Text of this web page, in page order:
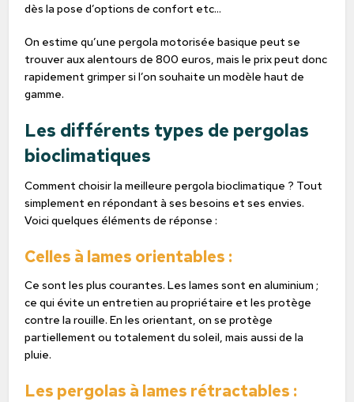
dès la pose d’options de confort etc…
On estime qu’une pergola motorisée basique peut se
trouver aux alentours de 800 euros, mais le prix peut donc
rapidement grimper si l’on souhaite un modèle haut de
gamme.
Les différents types de pergolas
bioclimatiques
Comment choisir la meilleure pergola bioclimatique ? Tout
simplement en répondant à ses besoins et ses envies.
Voici quelques éléments de réponse :
Celles à lames orientables :
Ce sont les plus courantes. Les lames sont en aluminium ;
ce qui évite un entretien au propriétaire et les protège
contre la rouille. En les orientant, on se protège
partiellement ou totalement du soleil, mais aussi de la
pluie.
Les pergolas à lames rétractables :